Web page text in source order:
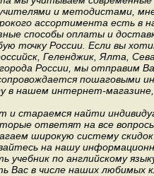
и методистами,
ассортимента есть в
способы оплаты и
точку России. Если вы
Геленджик, Ялта,
России, мы отправим
пошаговыми
в нашем интернет-
стараемся найти
ответят на все
широкую систему
на нашу
учебник по английскому
Вас в числе наших любимых